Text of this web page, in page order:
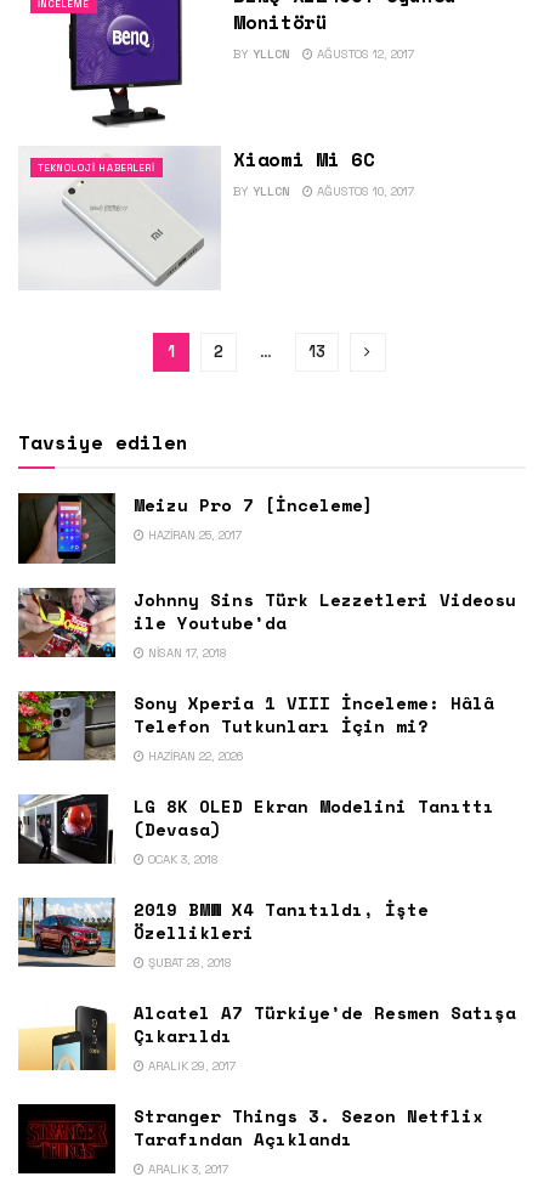
İNCELEME
Monitörü
BY YLLCN AĞUSTOS 12, 2017
TEKNOLOJI HABERLERI Xiaomi Mi 6C
BY YLLCN AĞUSTOS 10, 2017
1 2 … 13
Tavsiye edilen
Meizu Pro 7 [İnceleme]
HAZIRAN 25, 2017
Johnny Sins Türk Lezzetleri Videosu
ile Youtube’da
NISAN 17, 2018
Sony Xperia 1 VIII İnceleme: Hâlâ
Telefon Tutkunları İçin mi?
HAZIRAN 22, 2026
LG 8K OLED Ekran Modelini Tanıttı
(Devasa)
OCAK 3, 2018
2019 BMW X4 Tanıtıldı, İşte
Özellikleri
ŞUBAT 28, 2018
Alcatel A7 Türkiye’de Resmen Satışa
Çıkarıldı
ARALIK 29, 2017
Stranger Things 3. Sezon Netflix
Tarafından Açıklandı
ARALIK 3, 2017